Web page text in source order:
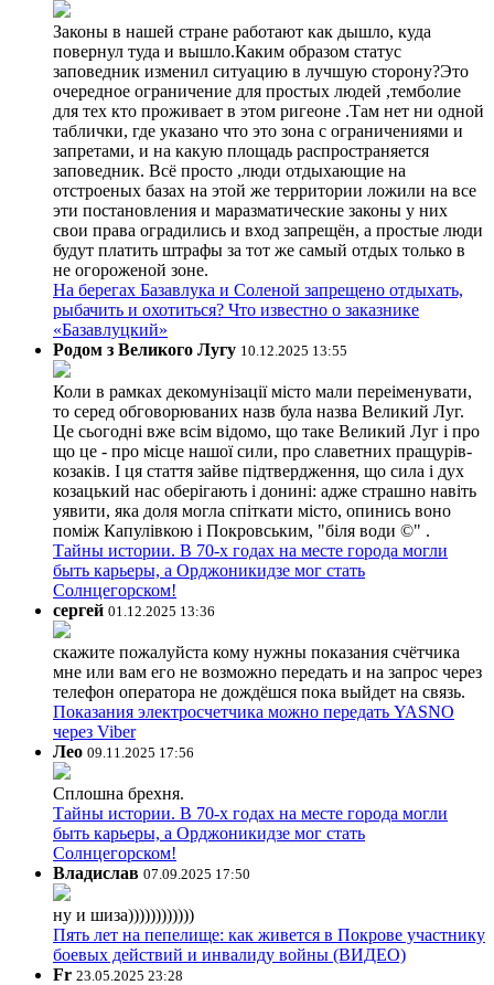
Законы в нашей стране работают как дышло, куда
повернул туда и вышло.Каким образом статус
заповедник изменил ситуацию в лучшую сторону?Это
очередное ограничение для простых людей ,темболие
для тех кто проживает в этом ригеоне .Там нет ни одной
таблички, где указано что это зона с ограничениями и
запретами, и на какую площадь распространяется
заповедник. Всё просто ,люди отдыхающие на
отстроеных базах на этой же территории ложили на все
эти постановления и маразматические законы у них
свои права оградились и вход запрещён, а простые люди
будут платить штрафы за тот же самый отдых только в
не огороженой зоне.
На берегах Базавлука и Соленой запрещено отдыхать,
рыбачить и охотиться? Что известно о заказнике
«Базавлуцкий»
Родом з Великого Лугу 10.12.2025 13:55
Коли в рамках декомунізації місто мали переіменувати,
то серед обговорюваних назв була назва Великий Луг.
Це сьогодні вже всім відомо, що таке Великий Луг і про
що це - про місце нашої сили, про славетних пращурів-
козаків. І ця стаття зайве підтвердження, що сила і дух
козацький нас оберігають і донині: адже страшно навіть
уявити, яка доля могла спіткати місто, опинись воно
поміж Капулівкою і Покровським, "біля води ©" .
Тайны истории. В 70-х годах на месте города могли
быть карьеры, а Орджоникидзе мог стать
Солнцегорском!
сергей 01.12.2025 13:36
скажите пожалуйста кому нужны показания счётчика
мне или вам его не возможно передать и на запрос через
телефон оператора не дождёшся пока выйдет на связь.
Показания электросчетчика можно передать YASNO
через Viber
Лео 09.11.2025 17:56
Сплошна брехня.
Тайны истории. В 70-х годах на месте города могли
быть карьеры, а Орджоникидзе мог стать
Солнцегорском!
Владислав 07.09.2025 17:50
ну и шиза))))))))))))
Пять лет на пепелище: как живется в Покрове участнику
боевых действий и инвалиду войны (ВИДЕО)
Fr 23.05.2025 23:28